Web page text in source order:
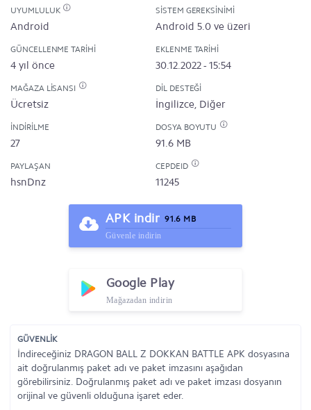
UYUMLULUK
Android
SISTEM GEREKSINIMI
Android 5.0 ve üzeri
GÜNCELLENME TARIHI
4 yıl önce
EKLENME TARIHI
30.12.2022 - 15:54
MAĞAZA LISANSI
Ücretsiz
DIL DESTEĞI
İngilizce, Diğer
İNDIRILME
27
DOSYA BOYUTU
91.6 MB
PAYLAŞAN
hsnDnz
CEPDEID
11245
APK indir 91.6 MB
Güvenle indirin
Google Play
Mağazadan indirin
GÜVENLİK
İndireceğiniz DRAGON BALL Z DOKKAN BATTLE APK dosyasına
ait doğrulanmış paket adı ve paket imzasını aşağıdan
görebilirsiniz. Doğrulanmış paket adı ve paket imzası dosyanın
orijinal ve güvenli olduğuna işaret eder.